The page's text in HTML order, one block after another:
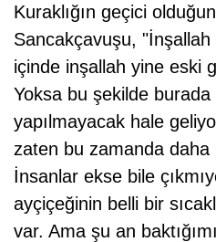
Kuraklığın geçici
Sancakçavuşu, "İnşallah
içinde inşallah yine eski
Yoksa bu şekilde burada
yapılmayacak hale
zaten bu zamanda daha
İnsanlar ekse bile
ayçiçeğinin belli bir
var. Ama şu an